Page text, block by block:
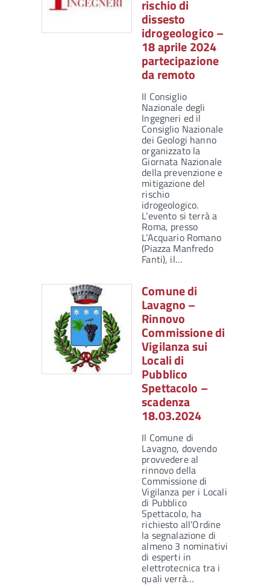
rischio di
dissesto
idrogeologico –
18 aprile 2024
partecipazione
da remoto
Il Consiglio
Nazionale degli
Ingegneri ed il
Consiglio Nazionale
dei Geologi hanno
organizzato la
Giornata Nazionale
della prevenzione e
mitigazione del
rischio
idrogeologico.
L’evento si terrà a
Roma, presso
L’Acquario Romano
(Piazza Manfredo
Fanti), il…
Comune di
Lavagno –
Rinnovo
Commissione di
Vigilanza sui
Locali di
Pubblico
Spettacolo –
scadenza
18.03.2024
Il Comune di
Lavagno, dovendo
provvedere al
rinnovo della
Commissione di
Vigilanza per i Locali
di Pubblico
Spettacolo, ha
richiesto all’Ordine
la segnalazione di
almeno 3 nominativi
di esperti in
elettrotecnica tra i
quali verrà…